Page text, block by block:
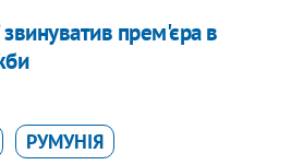
прем'єра в
РУМУНІЯ